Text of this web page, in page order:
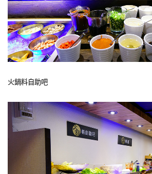
火鍋料自助吧